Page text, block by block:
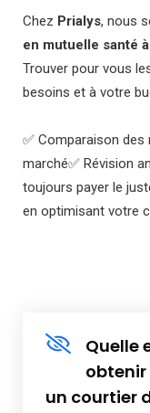
Chez Prialys, nous
en mutuelle santé
Trouver pour vous
besoins et à votre
✅ Comparaison
marché✅ Révision
toujours payer le
en optimisant votre
Quelle
un courtier